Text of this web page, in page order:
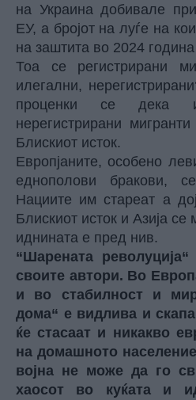
на Украина добивале
ЕУ, а бројот на луѓе на
на заштита во 2024
Тоа се регистрирани
илегални,
проценки се дека
нерегистрирани
Блискиот исток.
Европјаните, особено
еднополови бракови,
Нациите им стареат а
Блискиот исток и Азија
иднината е пред нив.
“Шарената
своите автори. Во
и во стабилност и
дома“ е видлива и
ќе стасаат и никакво
на домашното
војна не може да го
хаосот во куќата и